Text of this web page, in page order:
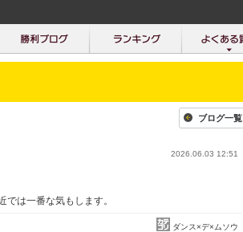
ブログ一覧
2026.06.03 12:51
は一番な気もします。
ダンス×デ×ムソウ